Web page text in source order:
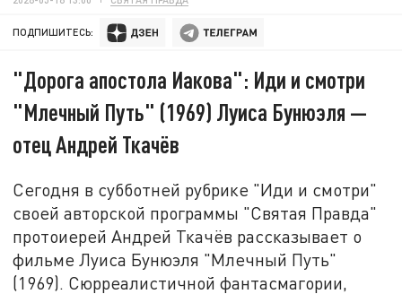
ПОДПИШИТЕСЬ:
"Дорога апостола Иакова": Иди и смотри
"Млечный Путь" (1969) Луиса Бунюэля —
отец Андрей Ткачёв
Сегодня в субботней рубрике "Иди и смотри"
своей авторской программы "Святая Правда"
протоиерей Андрей Ткачёв рассказывает о
фильме Луиса Бунюэля "Млечный Путь"
(1969). Сюрреалистичной фантасмагории,